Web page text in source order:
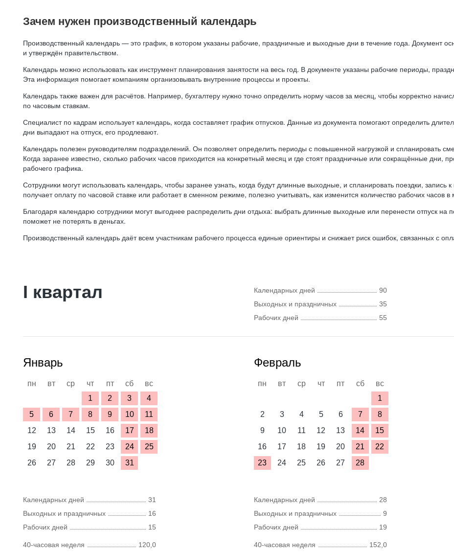
Зачем нужен производственный календарь
Производственный календарь — это график, в котором указаны рабочие, праздничные и выходные дни в течение года. Документ
и утверждён правительством.
Календарь можно использовать как инструмент планирования занятости на весь год. В документе указаны рабочие периоды,
Эта информация помогает компаниям организовывать внутренние процессы и проекты.
Календарь также важен для расчётов. Например, бухгалтеру нужно точно определить норму часов за месяц, чтобы корректно
по часовым ставкам.
Специалист по кадрам использует календарь, когда составляет график отпусков. Данные из документа помогают определить
дни выпадают на отпуск, его продлевают.
Календарь полезен руководителям подразделений. Он позволяет определить периоды с повышенной нагрузкой и спланировать
Когда заранее известно, сколько рабочих часов приходится на конкретный месяц и где стоят праздничные или сокращённые дни,
рабочего графика.
Сотрудники могут использовать календарь, чтобы заранее узнать, когда будут длинные выходные, и спланировать поездки,
получает оплату по часовой ставке или работает в сменном режиме, полезно учитывать, как изменится количество рабочих часов
Благодаря календарю сотрудники могут выгоднее распределить дни отдыха: выбрать длинные выходные или перенести отпуск
поможет не потерять в деньгах.
Производственный календарь даёт всем участникам рабочего процесса единые ориентиры и снижает риск ошибок, связанных с
I квартал Календарных дней
90
Выходных и праздничных
35
Рабочих дней
55
Январь
пн вт ср чт пт сб
вс
1
2 3
4
5
6 7 8 9 10
11
12
13 14 15 16 17
18
19
20 21 22 23 24
25
26
27 28 29 30 31
Календарных дней
31
Выходных и праздничных
16
Рабочих дней
15
40-часовая неделя
120,0
Февраль
пн вт ср чт пт сб
вс
1
2
3 4 5 6 7
8
9
10 11 12 13 14
15
16
17 18 19 20 21
22
23
24 25 26 27 28
Календарных дней
28
Выходных и праздничных
9
Рабочих дней
19
40-часовая неделя
152,0